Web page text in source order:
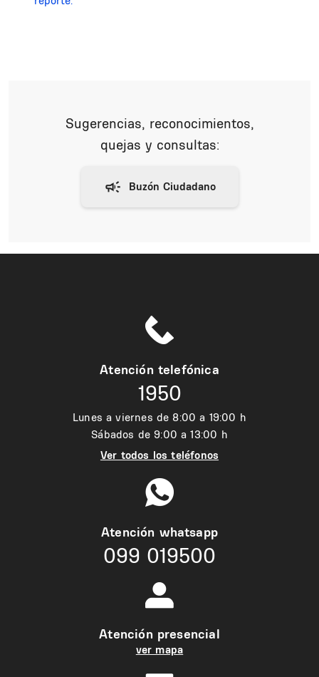
Sugerencias, reconocimientos,
quejas y consultas:
Atención telefónica
1950
Lunes a viernes de 8:00 a 19:00 h
Sábados de 9:00 a 13:00 h
Ver todos los teléfonos
Atención whatsapp
099 019500
Atención presencial
ver mapa